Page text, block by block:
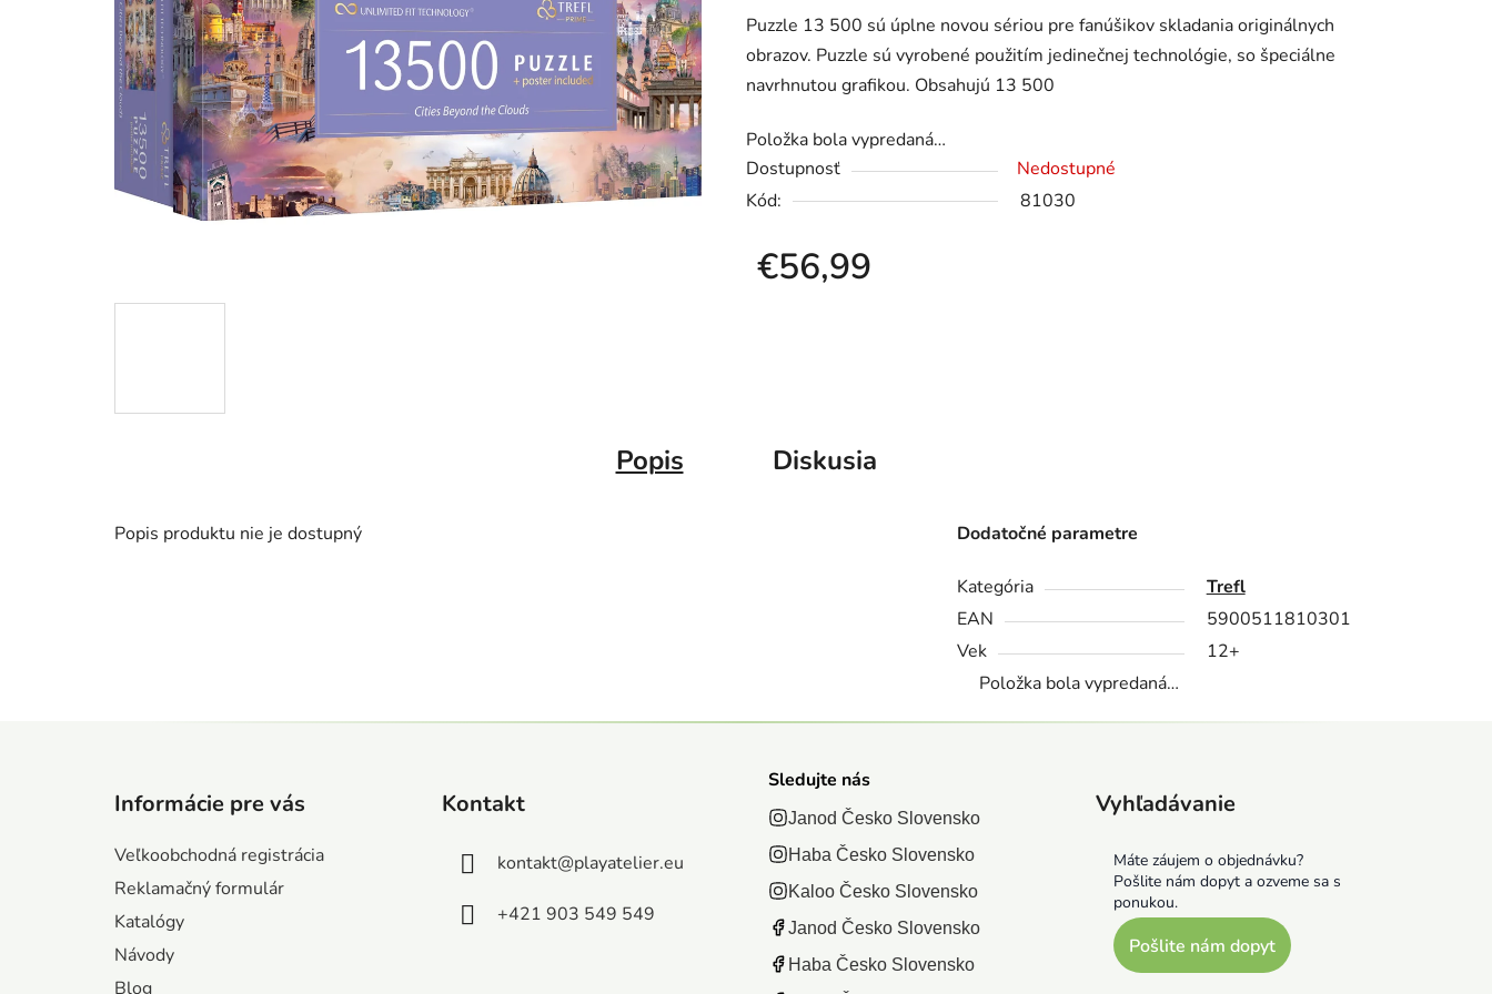
je
0,0
z
hviezdičiek.
Puzzle 13 500 sú úplne novou sériou pre fanúšikov skladania originálnych
obrazov. Puzzle sú vyrobené použitím jedinečnej technológie, so špeciálne
navrhnutou grafikou. Obsahujú 13 500
Položka bola vypredaná…
Dostupnosť
Nedostupné
Kód:
81030
€56,99
Popis Diskusia
Popis produktu nie je dostupný Dodatočné parametre
Kategória
Trefl
EAN
5900511810301
Vek
12+
Položka bola vypredaná…
Informácie pre vás
Veľkoobchodná registrácia
Reklamačný formulár
Katalógy
Návody
Blog
Kontakt
kontakt@playatelier.eu
+421 903 549 549
Sledujte nás
Janod Česko Slovensko
Haba Česko Slovensko
Kaloo Česko Slovensko
Janod Česko Slovensko
Haba Česko Slovensko
Vyhľadávanie
Máte záujem o objednávku?
Pošlite nám dopyt a ozveme sa s
ponukou.
Pošlite nám dopyt